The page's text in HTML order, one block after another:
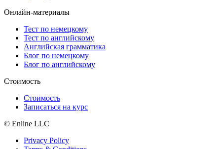
Онлайн-материалы
Тест по немецкому
Тест по английскому
Английская грамматика
Блог по немецкому
Блог по английскому
Стоимость
Стоимость
Записаться на курс
© Enline LLC
Privacy Policy